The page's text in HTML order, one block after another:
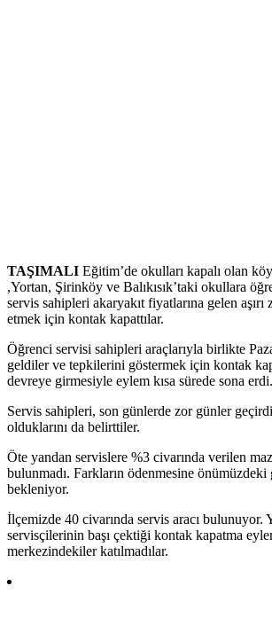
TAŞIMALI Eğitim’de okulları kapalı olan
,Yortan, Şirinköy ve Balıkısık’taki okullara
servis sahipleri akaryakıt fiyatlarına gelen aşırı
etmek için kontak kapattılar.
Öğrenci servisi sahipleri araçlarıyla birlikte
geldiler ve tepkilerini göstermek için kontak
devreye girmesiyle eylem kısa sürede sona erdi.
Servis sahipleri, son günlerde zor günler
olduklarını da belirttiler.
Öte yandan servislere %3 civarında verilen
bulunmadı. Farkların ödenmesine önümüzdeki
bekleniyor.
İlçemizde 40 civarında servis aracı bulunuyor.
servisçilerinin başı çektiği kontak kapatma
merkezindekiler katılmadılar.